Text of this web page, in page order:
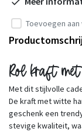
Toevoegen
Rol kraft
Met dit stijlvolle
De kraft met witte
geschenk een
stevige kwaliteit,